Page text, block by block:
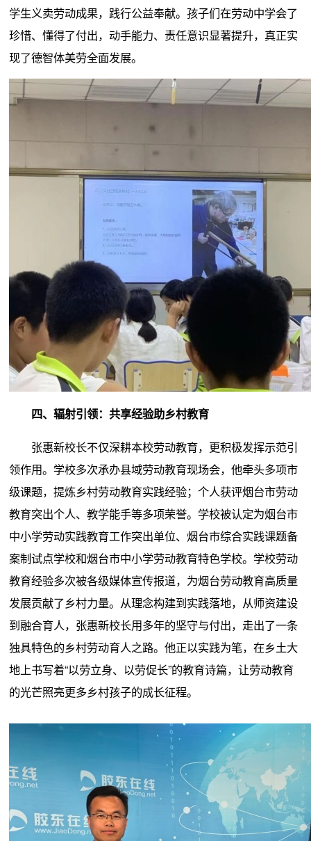
学生义卖劳动成果，践行公益奉献。孩子们在劳动中学会了
珍惜、懂得了付出，动手能力、责任意识显著提升，真正实
现了德智体美劳全面发展。
四、辐射引领：共享经验助乡村教育
张惠新校长不仅深耕本校劳动教育，更积极发挥示范引
领作用。学校多次承办县域劳动教育现场会，他牵头多项市
级课题，提炼乡村劳动教育实践经验；个人获评烟台市劳动
教育突出个人、教学能手等多项荣誉。学校被认定为烟台市
中小学劳动实践教育工作突出单位、烟台市综合实践课题备
案制试点学校和烟台市中小学劳动教育特色学校。学校劳动
教育经验多次被各级媒体宣传报道，为烟台劳动教育高质量
发展贡献了乡村力量。从理念构建到实践落地，从师资建设
到融合育人，张惠新校长用多年的坚守与付出，走出了一条
独具特色的乡村劳动育人之路。他正以实践为笔，在乡土大
地上书写着“以劳立身、以劳促长”的教育诗篇，让劳动教育
的光芒照亮更多乡村孩子的成长征程。